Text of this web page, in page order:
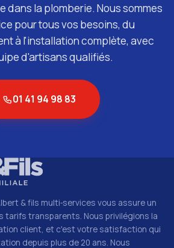
dans la plomberie. Nous sommes
pour tous vos besoins, du
à l'installation complète, avec
d'artisans qualifiés.
01 41 94 98 83
& fils multi‑services vous assure un
tarifs transparents. Nous privilégions la
client, et c'est votre satisfaction qui
depuis plus de 20 ans. Nous